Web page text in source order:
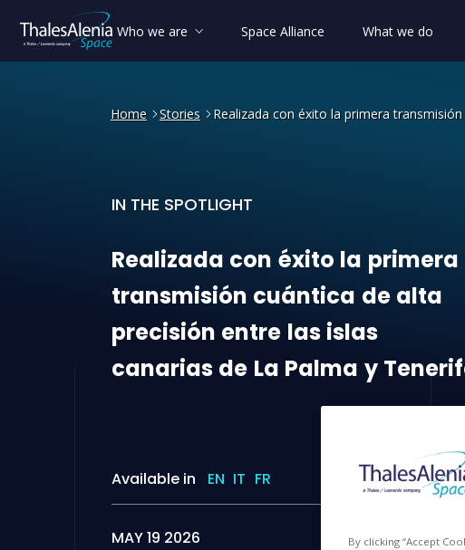
Who we are Space Alliance What we do
Home Stories Realizada con éxito la primera
IN THE SPOTLIGHT
Realizada con éxito la primera
Realizada con éxito la primera
transmisión cuántica de alta
precisión entre las islas
canarias de La Palma y
Available in EN IT FR
MAY 19 2026
By clicking “Accept